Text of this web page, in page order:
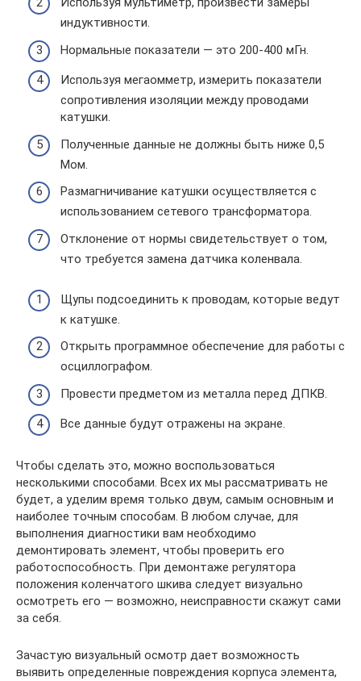
индуктивности.
Нормальные показатели — это 200-400 мГн.
Используя мегаомметр, измерить показатели
сопротивления изоляции между проводами
катушки.
Полученные данные не должны быть ниже 0,5
Мом.
Размагничивание катушки осуществляется с
использованием сетевого трансформатора.
Отклонение от нормы свидетельствует о том,
что требуется замена датчика коленвала.
Щупы подсоединить к проводам, которые ведут
к катушке.
Открыть программное обеспечение для работы с
осциллографом.
Провести предметом из металла перед ДПКВ.
Все данные будут отражены на экране.
Чтобы сделать это, можно воспользоваться
несколькими способами. Всех их мы рассматривать не
будет, а уделим время только двум, самым основным и
наиболее точным способам. В любом случае, для
выполнения диагностики вам необходимо
демонтировать элемент, чтобы проверить его
работоспособность. При демонтаже регулятора
положения коленчатого шкива следует визуально
осмотреть его — возможно, неисправности скажут сами
за себя.
Зачастую визуальный осмотр дает возможность
выявить определенные повреждения корпуса элемента,